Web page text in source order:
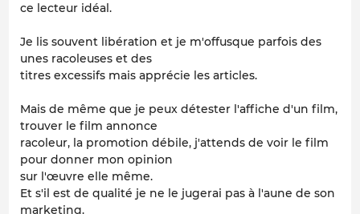
ce lecteur idéal.
Je lis souvent libération et je m'offusque parfois des
unes racoleuses et des
titres excessifs mais apprécie les articles.
Mais de même que je peux détester l'affiche d'un film,
trouver le film annonce
racoleur, la promotion débile, j'attends de voir le film
pour donner mon opinion
sur l'œuvre elle même.
Et s'il est de qualité je ne le jugerai pas à l'aune de son
marketing.